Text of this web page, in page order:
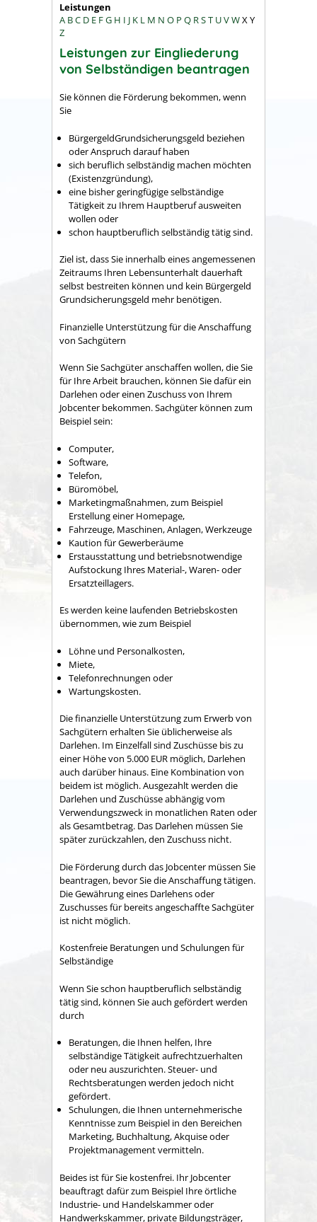
Leistungen
A BC D E FG H I J K L M N O P Q RST UVWXY
Z
Leistungen zur Eingliederung
von Selbständigen beantragen
Sie können die Förderung bekommen, wenn
Sie
BürgergeldGrundsicherungsgeld beziehen
oder Anspruch darauf haben
sich beruflich selbständig machen möchten
(Existenzgründung),
eine bisher geringfügige selbständige
Tätigkeit zu Ihrem Hauptberuf ausweiten
wollen oder
schon hauptberuflich selbständig tätig sind.
Ziel ist, dass Sie innerhalb eines angemessenen
Zeitraums Ihren Lebensunterhalt dauerhaft
selbst bestreiten können und kein Bürgergeld
Grundsicherungsgeld mehr benötigen.
Finanzielle Unterstützung für die Anschaffung
von Sachgütern
Wenn Sie Sachgüter anschaffen wollen, die Sie
für Ihre Arbeit brauchen, können Sie dafür ein
Darlehen oder einen Zuschuss von Ihrem
Jobcenter bekommen. Sachgüter können zum
Beispiel sein:
Computer,
Software,
Telefon,
Büromöbel,
Marketingmaßnahmen, zum Beispiel
Erstellung einer Homepage,
Fahrzeuge, Maschinen, Anlagen, Werkzeuge
Kaution für Gewerberäume
Erstausstattung und betriebsnotwendige
Aufstockung Ihres Material-, Waren- oder
Ersatzteillagers.
Es werden keine laufenden Betriebskosten
übernommen, wie zum Beispiel
Löhne und Personalkosten,
Miete,
Telefonrechnungen oder
Wartungskosten.
Die finanzielle Unterstützung zum Erwerb von
Sachgütern erhalten Sie üblicherweise als
Darlehen. Im Einzelfall sind Zuschüsse bis zu
einer Höhe von 5.000 EUR möglich, Darlehen
auch darüber hinaus. Eine Kombination von
beidem ist möglich. Ausgezahlt werden die
Darlehen und Zuschüsse abhängig vom
Verwendungszweck in monatlichen Raten oder
als Gesamtbetrag. Das Darlehen müssen Sie
später zurückzahlen, den Zuschuss nicht.
Die Förderung durch das Jobcenter müssen Sie
beantragen, bevor Sie die Anschaffung tätigen.
Die Gewährung eines Darlehens oder
Zuschusses für bereits angeschaffte Sachgüter
ist nicht möglich.
Kostenfreie Beratungen und Schulungen für
Selbständige
Wenn Sie schon hauptberuflich selbständig
tätig sind, können Sie auch gefördert werden
durch
Beratungen, die Ihnen helfen, Ihre
selbständige Tätigkeit aufrechtzuerhalten
oder neu auszurichten. Steuer- und
Rechtsberatungen werden jedoch nicht
gefördert.
Schulungen, die Ihnen unternehmerische
Kenntnisse zum Beispiel in den Bereichen
Marketing, Buchhaltung, Akquise oder
Projektmanagement vermitteln.
Beides ist für Sie kostenfrei. Ihr Jobcenter
beauftragt dafür zum Beispiel Ihre örtliche
Industrie- und Handelskammer oder
Handwerkskammer, private Bildungsträger,